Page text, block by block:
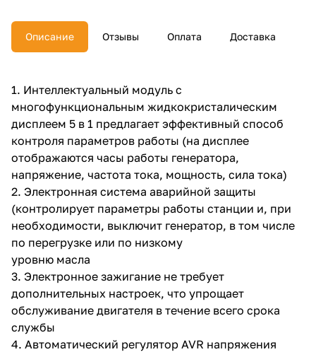
Описание Отзывы Оплата Доставка
1. Интеллектуальный модуль с
многофункциональным жидкокристалическим
дисплеем 5 в 1 предлагает эффективный способ
контроля параметров работы (на дисплее
отображаются часы работы генератора,
напряжение, частота тока, мощность, сила тока)
2. Электронная система аварийной защиты
(контролирует параметры работы станции и, при
необходимости, выключит генератор, в том числе
по перегрузке или по низкому
уровню масла
3. Электронное зажигание не требует
дополнительных настроек, что упрощает
обслуживание двигателя в течение всего срока
службы
4. Автоматический регулятор AVR напряжения
недели